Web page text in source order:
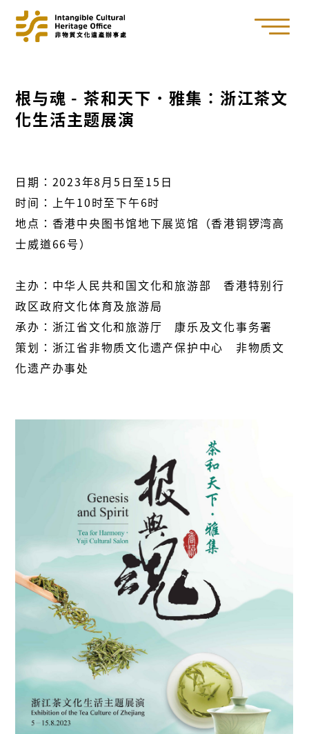
根与魂 - 茶和天下．雅集∶浙江茶文
化生活主题展演
日期：2023年8月5日至15日
时间：上午10时至下午6时
地点：香港中央图书馆地下展览馆（香港铜锣湾高
士威道66号）
主办：中华人民共和国文化和旅游部 香港特别行
政区政府文化体育及旅游局
承办：浙江省文化和旅游厅 康乐及文化事务署
策划：浙江省非物质文化遗产保护中心 非物质文
化遗产办事处